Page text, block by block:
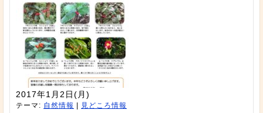
2017年1月2日(月)
テーマ: 自然情報
見どころ情報